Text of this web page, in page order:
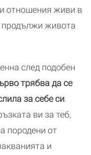
отношения живи в
продължи живота
след подобен
трябва да се
за себе си.
ви за теб,
породени от
и